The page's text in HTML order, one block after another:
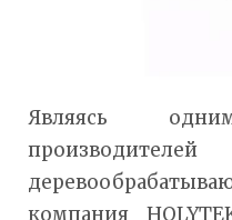
Являясь
производителей
компания